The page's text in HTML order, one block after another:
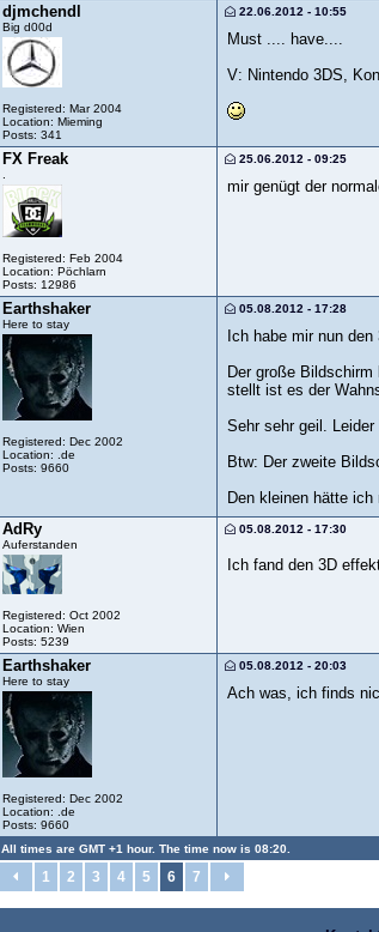
djmchendl
Big d00d
Registered: Mar 2004
Location: Mieming
Posts: 341
22.06.2012 - 10:55
Must .... have....
V: Nintendo 3DS,
FX Freak
Registered: Feb 2004
Location: Pöchlarn
Posts: 12986
25.06.2012 - 09:25
mir genügt der
Earthshaker
Here to stay
Registered: Dec 2002
Location: .de
Posts: 9660
05.08.2012 - 17:28
Ich habe mir nun
Der große
stellt ist es der
Sehr sehr geil.
Btw: Der zweite
Den kleinen hätte
AdRy
Auferstanden
Registered: Oct 2002
Location: Wien
Posts: 5239
05.08.2012 - 17:30
Ich fand den 3D
Earthshaker
Here to stay
Registered: Dec 2002
Location: .de
Posts: 9660
05.08.2012 - 20:03
Ach was, ich finds
All times are GMT +1 hour. The time now is 08:20.
1 2 3 4 5 6 7